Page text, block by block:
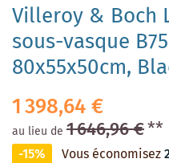
Villeroy & Boch
sous-vasque
80x55x50cm,
1 398,64 €
au lieu de 1 646,96 €**
-15% Vous économisez